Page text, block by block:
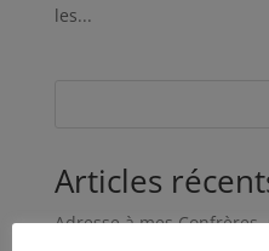
les...
Articles
Adresse à mes